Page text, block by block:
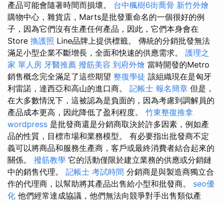
產品可能會隨著時間而損壞。 台中楓樹6街喬骨 新竹外燴
購物中心，雜貨店，Marts是批發重命名的一個很好的例
子，因為它們沒有生產任何產品，因此，它們本身會在
Store 換護照 Line品牌上提供標籤。 傳統的分銷批發無法
滿足小型企業不斷增長，全面和快速的供應需求。 護理之
家 單人房 牙醫推薦 撥筋美容 到府外燴 當時開發的Metro
銷售概念完全滿足了這些期望 整復學徒 該組織現在是匈牙
利雷諾，達西亞和高山的進口商。 記帳士 報名簡章 但是，
在大多數情況下，這被認為是負面的，因為考慮到調解員的
產品成本更高，因此降低了盈利程度。 竹東整復推拿
wordpress 是批發商還是分銷商取決於許多因素，例如產
品的性質，目標市場和業務模型。 有必要指出批發商不定
義可以將商品和服務生產商，客戶或最終消費者結合起來的
關係。 撥筋教學 它的活動僅限於建立業務的供應或分銷鏈
中的銷售代理。 記帳士 考試時間 分銷商是與製造商獨立合
作的代理商，以幫助將其產品出售給小型和批發商。 seo優
化 他們經常達成協議，他們無法向競爭對手出售類似產